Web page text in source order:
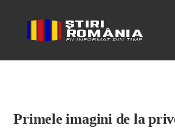
Stiri Romania
Primele imagini de la